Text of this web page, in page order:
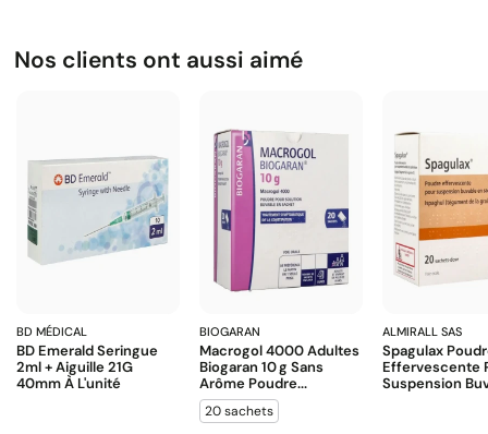
Nos clients ont aussi aimé
BD MÉDICAL
BD Emerald Seringue
2ml + Aiguille 21G
40mm À L'unité
BIOGARAN
Macrogol 4000 Adultes
Biogaran 10 G Sans
Arôme Poudre...
20 sachets
ALMIRALL SAS
Spagulax
Effervescente
Suspension